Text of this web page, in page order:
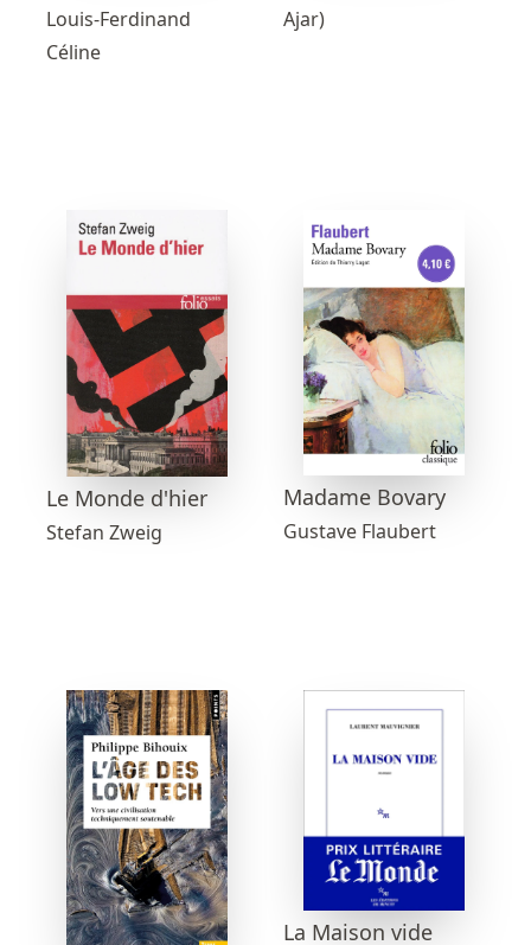
Louis-Ferdinand
Céline
Ajar)
Le Monde d'hier
Stefan Zweig
Madame Bovary
Gustave Flaubert
La Maison vide